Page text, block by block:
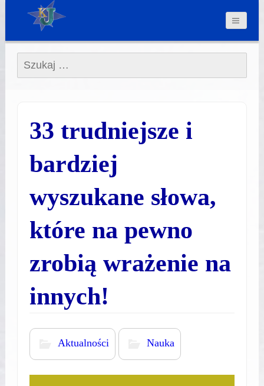
Szukaj:
33 trudniejsze i
bardziej
wyszukane słowa,
które na pewno
zrobią wrażenie na
innych!
Aktualności Nauka